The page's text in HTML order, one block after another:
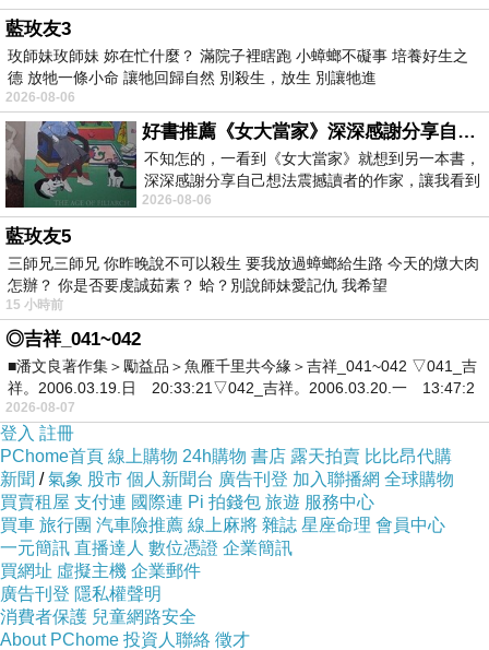
中國資本早已通過多層渠道進入日本房地產、零售、旅遊
基建和部分初創企業。這些投資並不依賴經營管理簽證，
而是透過香港、澳門、新加坡等地的法人公司運作，輕易
繞開簽證審核。
如果資金流繼續保持增速，到 2030 年，中國資本（包括間
接持有）有可能佔日本外資總額的 15% 以上。這不只是數
字，而是意味著在基礎設施和高消費產業上，日本會與中
國形成結構性綁定。
第三條：社會鏈（人流與文化）
地方經濟尤其敏感。北海道、關西等旅遊經濟圈，已經對
中國旅客的消費形成依賴。留學生、技能實習生則成為地
方勞動力的一部分，逐步融入社會結構。
按照目前的增長，到了 2032 – 2035 年，部分地方經濟可能
有 20% 直接或間接依賴中國人消費或中國企業支持。這種
依賴一旦形成，全國層面的政策靈活度會明顯下降。
三、為何 3000 萬日圓不能逆轉趨勢
這項政策的核心問題是「對症錯位」︰針對的是經營管理
簽證，但三條鏈的收窄並不是靠這一簽證推動。
藍玫友3
玫師妹玫師妹 妳在忙什麼？ 滿院子裡瞎跑 小蟑螂不礙事 培養好生之
德 放牠一條小命 讓牠回歸自然 別殺生，放生 別讓牠進
2026-08-06
好書推薦《女大當家》深深感謝分享自己想法震撼讀者的作家，讓我看到不同樣貌的家庭！
不知怎的，一看到《女大當家》就想到另一本書，
深深感謝分享自己想法震撼讀者的作家，讓我看到
不同樣貌的家庭！ 《女大
2026-08-06
藍玫友5
三師兄三師兄 你昨晚說不可以殺生 要我放過蟑螂給生路 今天的燉大肉
怎辦？ 你是否要虔誠茹素？ 蛤？別說師妹愛記仇 我希望
15 小時前
◎吉祥_041~042
■潘文良著作集＞勵益品＞魚雁千里共今緣＞吉祥_041~042 ▽041_吉
祥。2006.03.19.日 20:33:21▽042_吉祥。2006.03.20.一 13:47:2
2026-08-07
登入 註冊
PChome首頁 線上購物 24h購物 書店 露天拍賣 比比昂代購
新聞 /氣象 股市 個人新聞台 廣告刊登 加入聯播網 全球購物
買賣租屋 支付連 國際連 Pi 拍錢包 旅遊 服務中心
買車 旅行團 汽車險推薦 線上麻將 雜誌 星座命理 會員中心
一元簡訊 直播達人 數位憑證 企業簡訊
買網址 虛擬主機 企業郵件
廣告刊登 隱私權聲明
消費者保護 兒童網路安全
About PChome 投資人聯絡 徵才